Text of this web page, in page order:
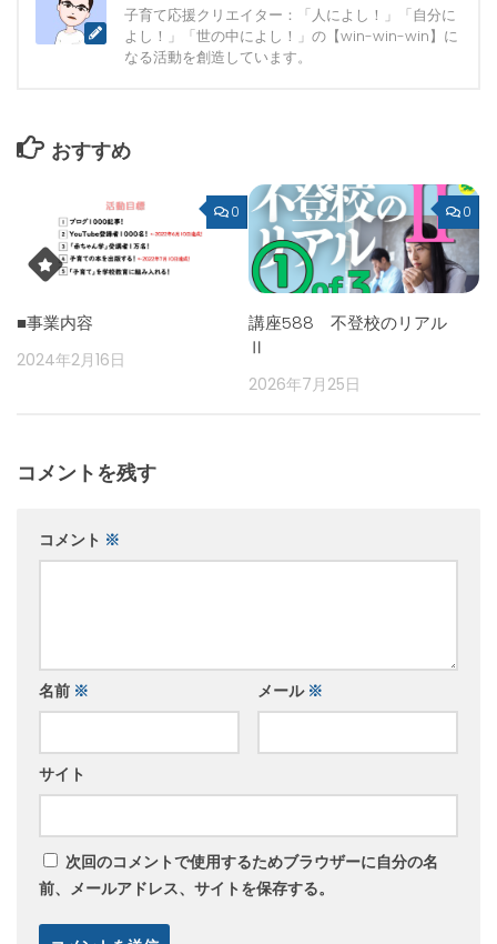
子育て応援クリエイター：「人によし！」「自分に
よし！」「世の中によし！」の【win-win-win】に
なる活動を創造しています。
おすすめ
0
■事業内容
2024年2月16日
0
講座588 不登校のリアル
Ⅱ
2026年7月25日
コメントを残す
コメント ※
名前 ※ メール ※
サイト
次回のコメントで使用するためブラウザーに自分の名
前、メールアドレス、サイトを保存する。